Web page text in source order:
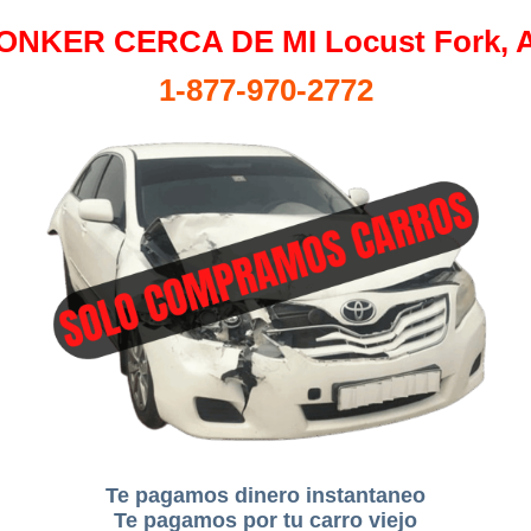
CERCA DE MI Locust Fork,
1-877-970-2772
Te pagamos dinero instantaneo
Te pagamos por tu carro viejo